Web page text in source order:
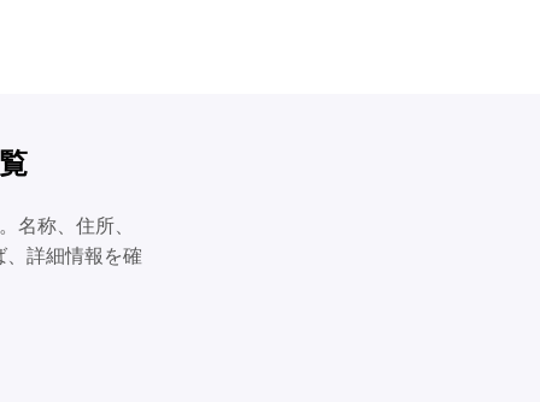
名称、住所、
、詳細情報を確